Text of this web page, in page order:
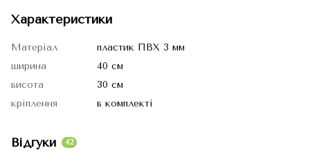
Характеристики
Матеріал
пластик ПВХ 3 мм
ширина
40 см
висота
30 см
кріплення
в комплекті
Відгуки 42